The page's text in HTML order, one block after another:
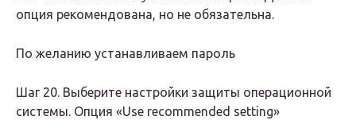
опция рекомендована, но не обязательна.
По желанию устанавливаем пароль
Шаг 20. Выберите настройки защиты операционной
системы. Опция «Use recommended setting»